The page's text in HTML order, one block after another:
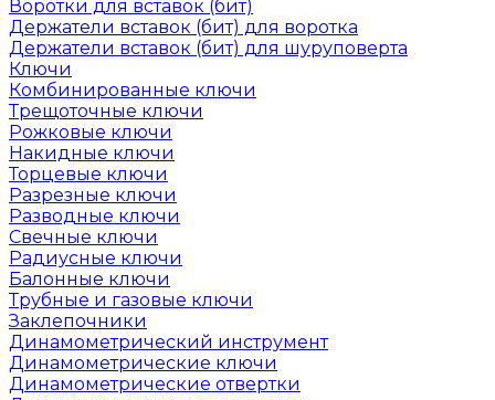
Воротки для вставок (бит)
Держатели вставок (бит) для воротка
Держатели вставок (бит) для шуруповерта
Ключи
Комбинированные ключи
Трещоточные ключи
Рожковые ключи
Накидные ключи
Торцевые ключи
Разрезные ключи
Разводные ключи
Свечные ключи
Радиусные ключи
Балонные ключи
Трубные и газовые ключи
Заклепочники
Динамометрический инструмент
Динамометрические ключи
Динамометрические отвертки